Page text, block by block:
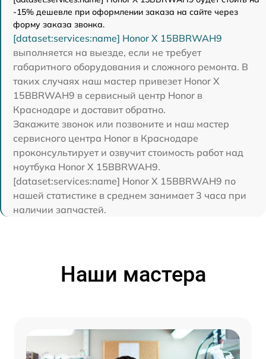
-15% дешевле при оформлении заказа на сайте через
форму заказа звонка.
[dataset:services:name] Honor X 15BBRWAH9
выполняется на выезде, если не требует
габаритного оборудования и сложного ремонта. В
таких случаях наш мастер привезет Honor X
15BBRWAH9 в сервисный центр Honor в
Краснодаре и доставит обратно.
Закажите звонок или позвоните и наш мастер
сервисного центра Honor в Краснодаре
проконсультирует и озвучит стоимость работ над
ноутбука Honor X 15BBRWAH9.
[dataset:services:name] Honor X 15BBRWAH9 по
нашей статистике в среднем занимает 3 часа при
наличии запчастей.
Наши мастера